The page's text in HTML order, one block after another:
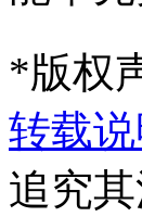
*版权
转载说
追究